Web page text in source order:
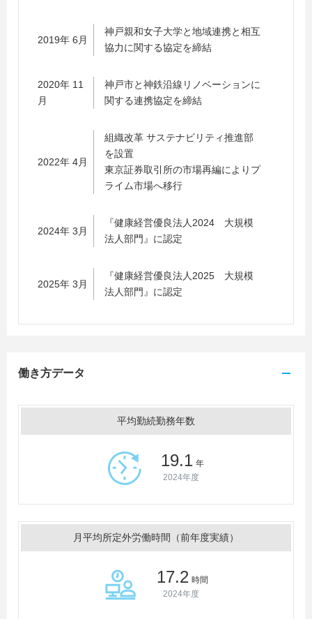
2019年 6月
神戸親和女子大学と地域連携と相互
協力に関する協定を締結
2020年 11
月
神戸市と神鉄沿線リノベーションに
関する連携協定を締結
2022年 4月
組織改革 サステナビリティ推進部
を設置
東京証券取引所の市場再編によりプ
ライム市場へ移行
2024年 3月
『健康経営優良法人2024 大規模
法人部門』に認定
2025年 3月
『健康経営優良法人2025 大規模
法人部門』に認定
働き方データ
平均勤続勤務年数
19.1 年
2024年度
月平均所定外労働時間（前年度実績）
17.2 時間
2024年度